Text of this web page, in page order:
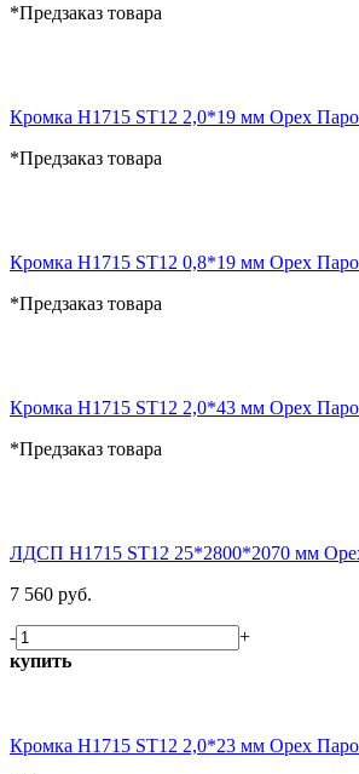
*Предзаказ товара
Кромка H1715 ST12 2,0*19 мм Орех
*Предзаказ товара
Кромка H1715 ST12 0,8*19 мм Орех
*Предзаказ товара
Кромка H1715 ST12 2,0*43 мм Орех
*Предзаказ товара
ЛДСП H1715 ST12 25*2800*2070 мм
7 560 руб.
-
+
купить
Кромка H1715 ST12 2,0*23 мм Орех